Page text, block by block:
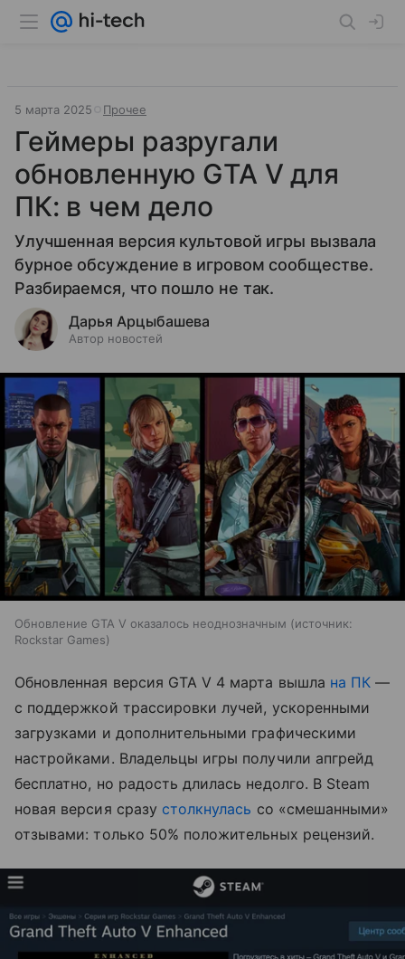
5 марта 2025 Прочее
Геймеры разругали
обновленную GTA V для
ПК: в чем дело
Улучшенная версия культовой игры вызвала
бурное обсуждение в игровом сообществе.
Разбираемся, что пошло не так.
Дарья Арцыбашева
Автор новостей
Обновление GTA V оказалось неоднозначным
источник:
Rockstar Games
Обновленная версия GTA V 4 марта вышла на ПК —
с поддержкой трассировки лучей, ускоренными
загрузками и дополнительными графическими
настройками. Владельцы игры получили апгрейд
бесплатно, но радость длилась недолго. В Steam
новая версия сразу столкнулась со «смешанными»
отзывами: только 50% положительных рецензий.